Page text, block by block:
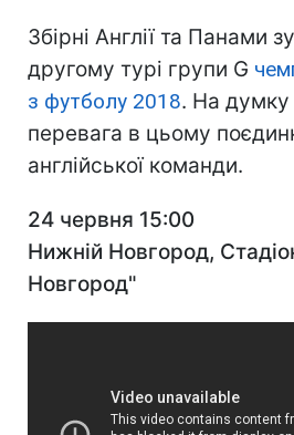
Збірні Англії та Панами
другому турі групи G
з футболу 2018. На думку
перевага в цьому
англійської команди.
24 червня 15:00
Нижній Новгород,
Новгород"